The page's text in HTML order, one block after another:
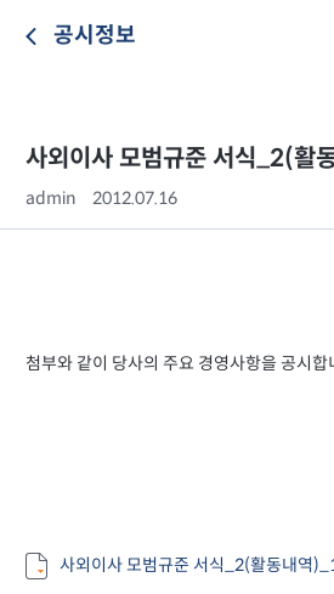
공시정보
사외이사 모범규준 서식_2(활
admin 2012.07.16
첨부와 같이 당사의 주요 경영사항을 공시합
사외이사 모범규준 서식_2(활동내역